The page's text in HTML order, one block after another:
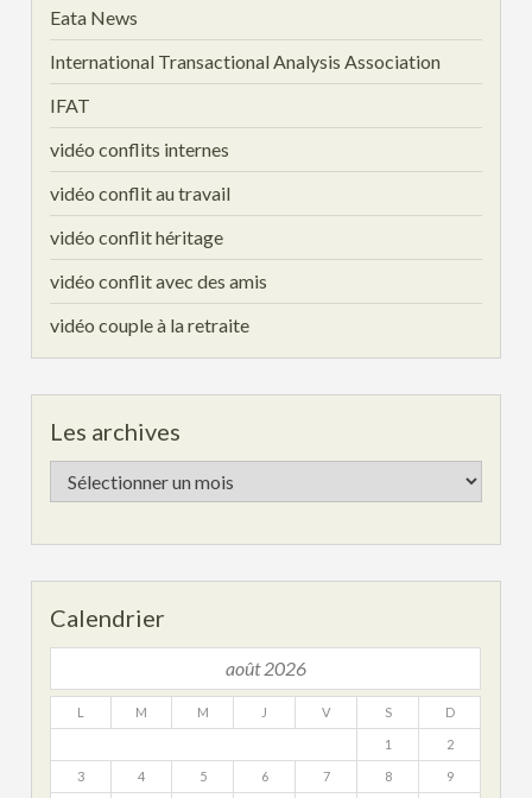
Eata News
International Transactional Analysis Association
IFAT
vidéo conflits internes
vidéo conflit au travail
vidéo conflit héritage
vidéo conflit avec des amis
vidéo couple à la retraite
Les archives
Les
archives
Calendrier
août 2026
L M M J V S D
1 2
3 4 5 6 7 8 9